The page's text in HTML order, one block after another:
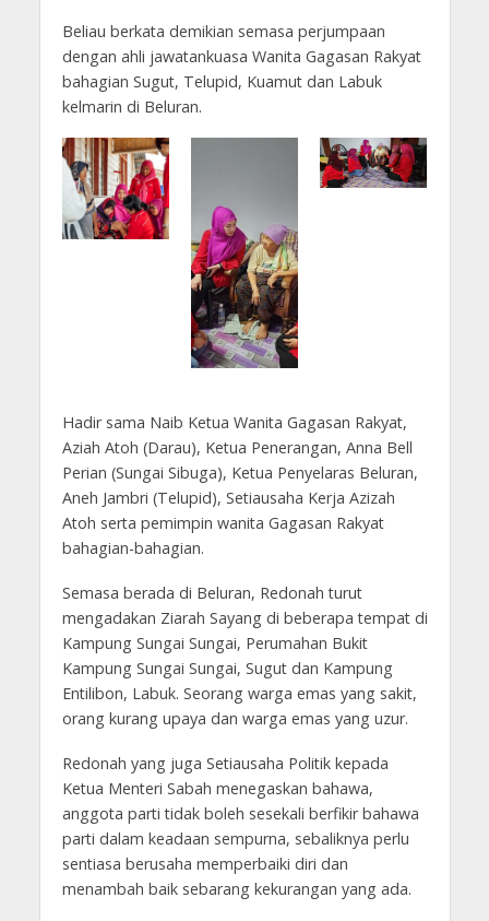
Beliau berkata demikian semasa perjumpaan
dengan ahli jawatankuasa Wanita Gagasan Rakyat
bahagian Sugut, Telupid, Kuamut dan Labuk
kelmarin di Beluran.
Hadir sama Naib Ketua Wanita Gagasan Rakyat,
Aziah Atoh (Darau), Ketua Penerangan, Anna Bell
Perian (Sungai Sibuga), Ketua Penyelaras Beluran,
Aneh Jambri (Telupid), Setiausaha Kerja Azizah
Atoh serta pemimpin wanita Gagasan Rakyat
bahagian-bahagian.
Semasa berada di Beluran, Redonah turut
mengadakan Ziarah Sayang di beberapa tempat di
Kampung Sungai Sungai, Perumahan Bukit
Kampung Sungai Sungai, Sugut dan Kampung
Entilibon, Labuk. Seorang warga emas yang sakit,
orang kurang upaya dan warga emas yang uzur.
Redonah yang juga Setiausaha Politik kepada
Ketua Menteri Sabah menegaskan bahawa,
anggota parti tidak boleh sesekali berfikir bahawa
parti dalam keadaan sempurna, sebaliknya perlu
sentiasa berusaha memperbaiki diri dan
menambah baik sebarang kekurangan yang ada.